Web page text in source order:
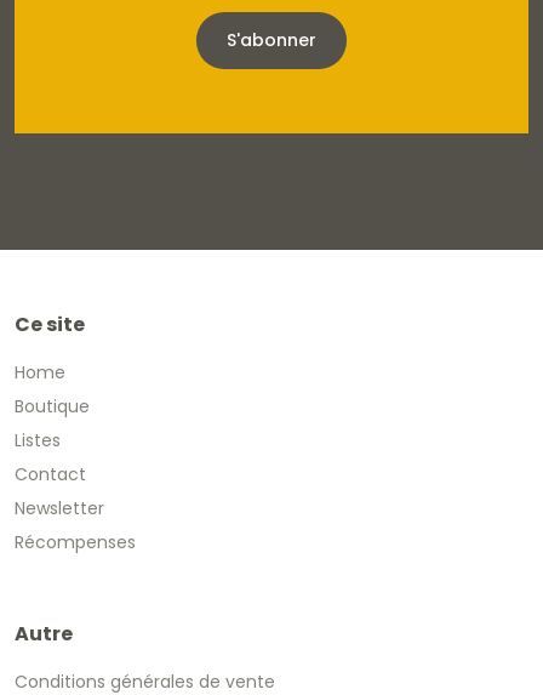
S'abonner
Ce site
Home
Boutique
Listes
Contact
Newsletter
Récompenses
Autre
Conditions générales de vente